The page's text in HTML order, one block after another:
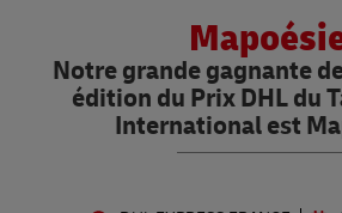
Notre grande gagnante
édition du Prix DHL du
International est